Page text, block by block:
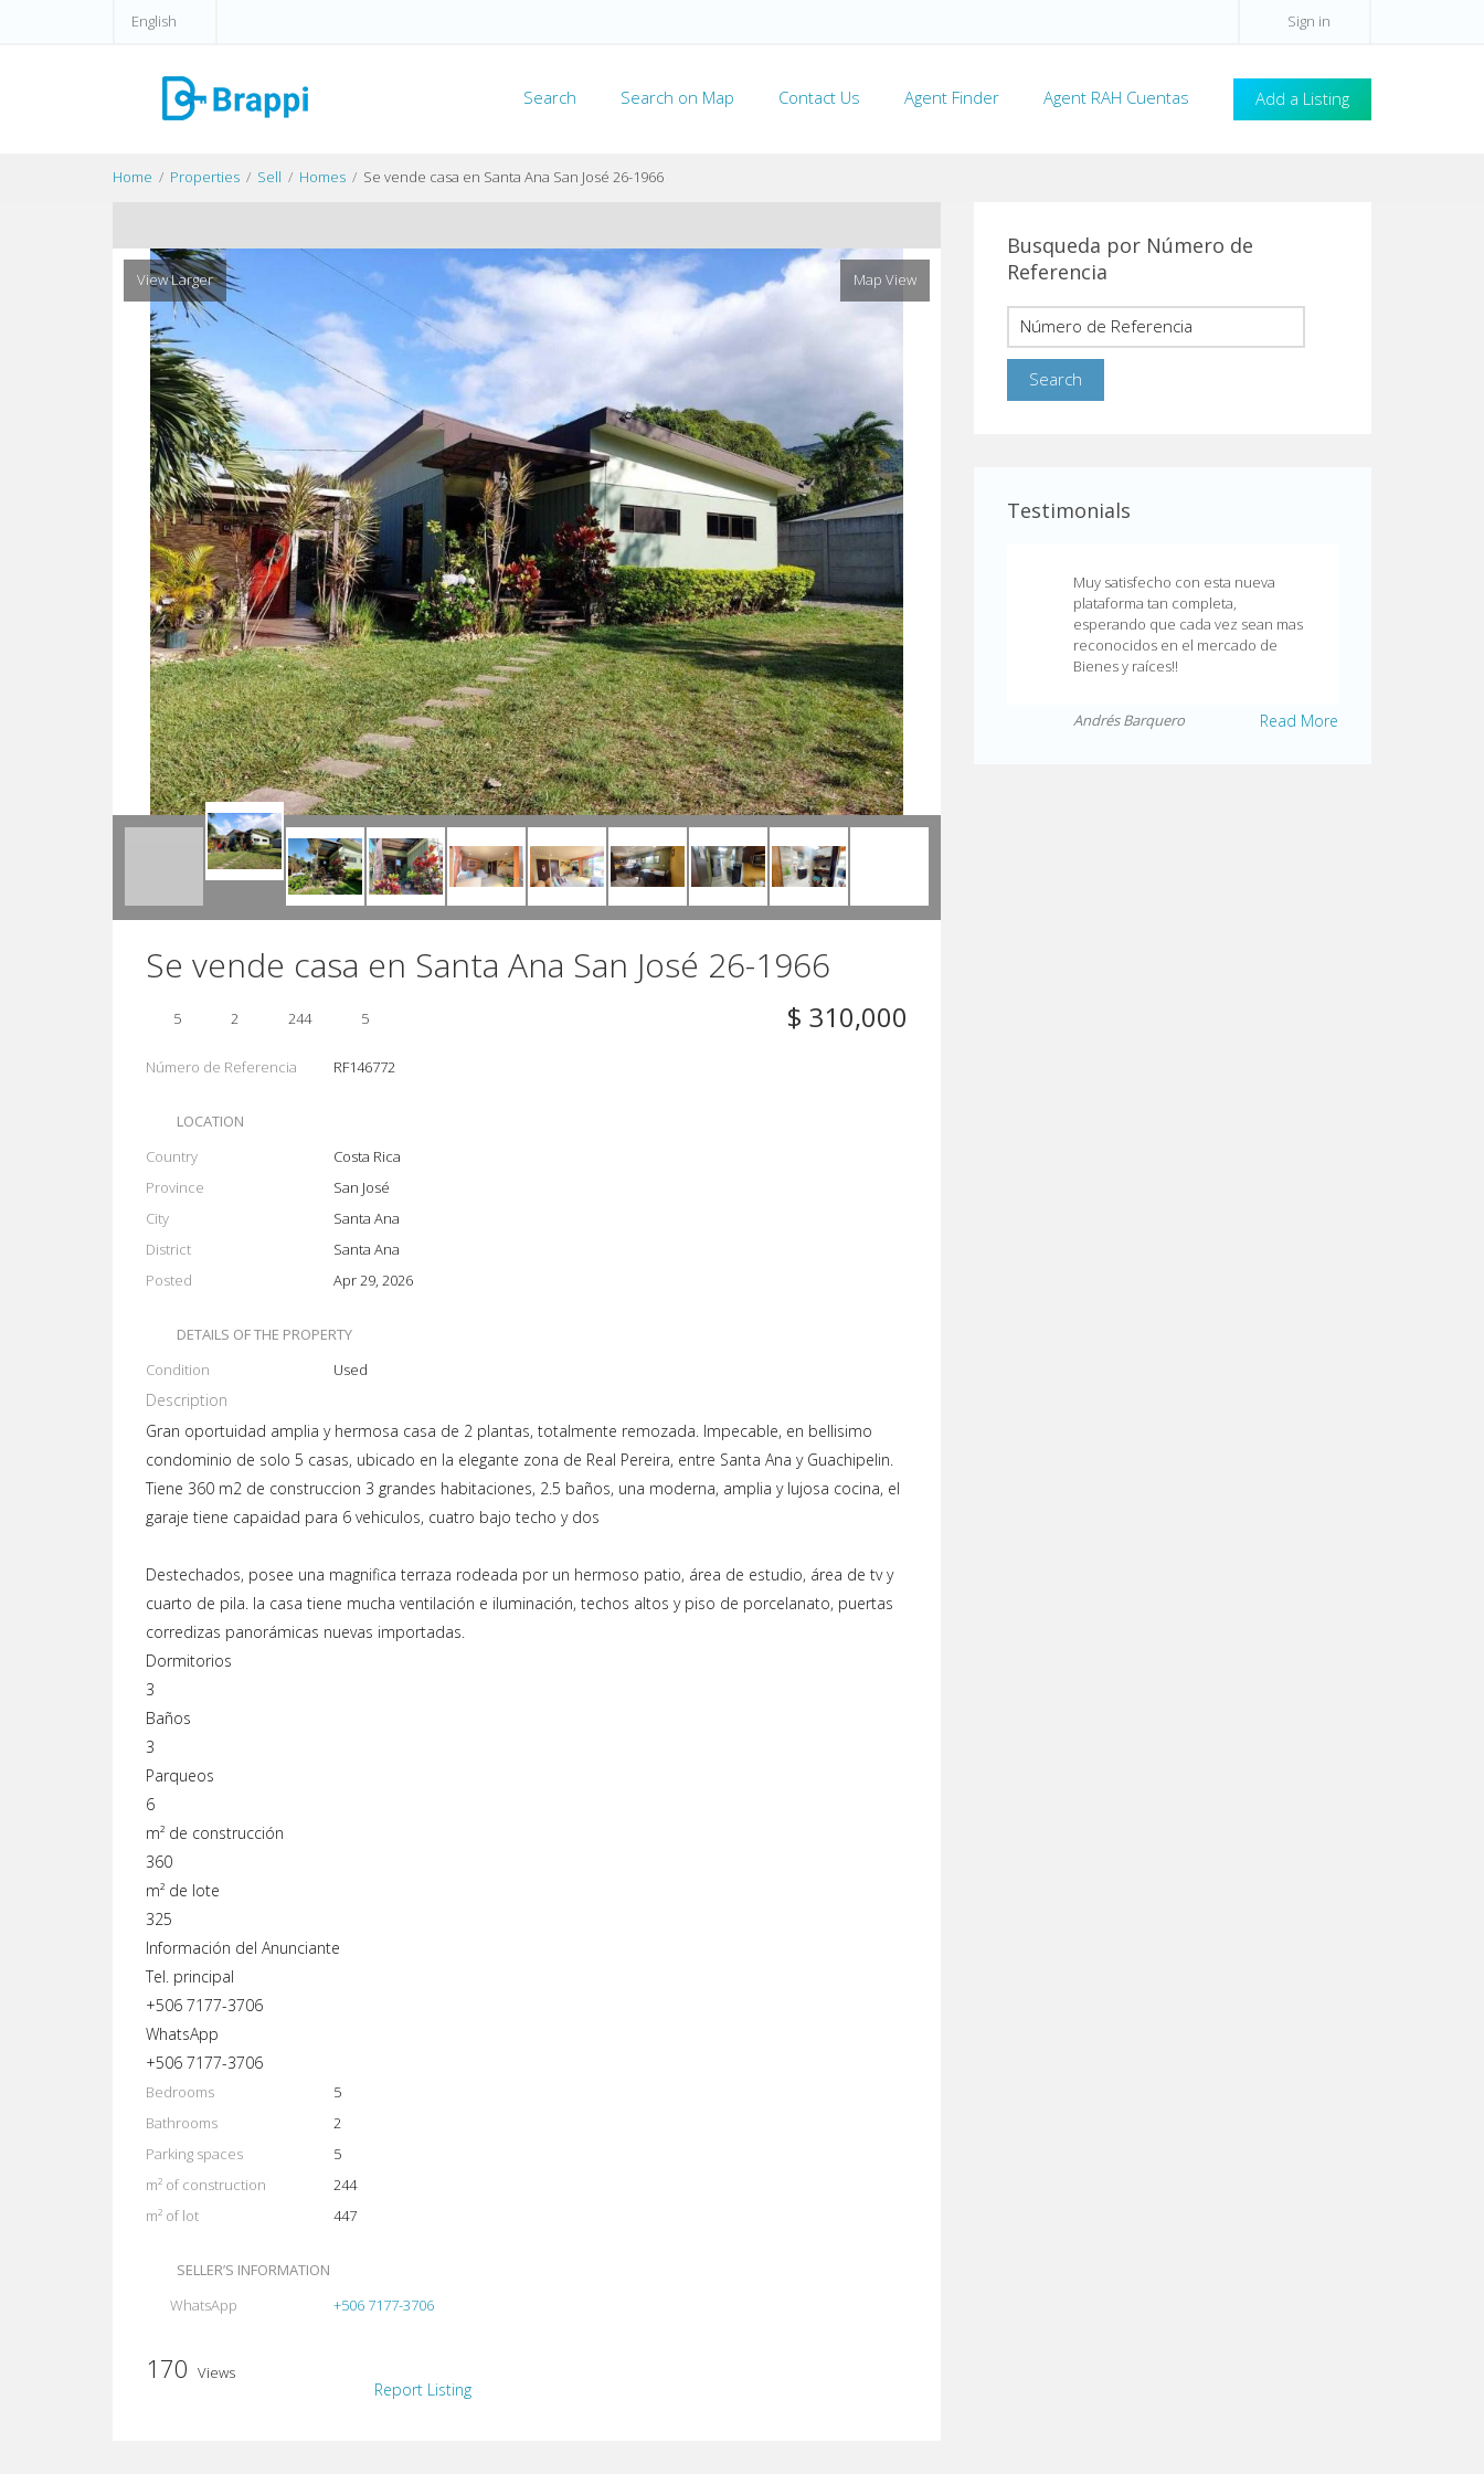
English Sign in
Add a Listing
Search Search on Map Contact Us Agent Finder Agent RAH Cuentas
Home Properties Sell Homes Se vende casa en Santa Ana San José 26-1966
Busqueda por Número de
Referencia
Testimonials
Muy satisfecho con esta nueva
plataforma tan completa,
esperando que cada vez sean mas
reconocidos en el mercado de
Bienes y raíces!!
Read More
Andrés Barquero
View Larger Map View
Se vende casa en Santa Ana San José 26-1966
$ 310,000
5 2 244 5
Número de Referencia RF146772
LOCATION
Country
Costa Rica
Province
San José
City
Santa Ana
District
Santa Ana
Posted
Apr 29, 2026
DETAILS OF THE PROPERTY
Condition
Used
Description
Gran oportuidad amplia y hermosa casa de 2 plantas, totalmente remozada. Impecable, en bellisimo
condominio de solo 5 casas, ubicado en la elegante zona de Real Pereira, entre Santa Ana y Guachipelin.
Tiene 360 m2 de construccion 3 grandes habitaciones, 2.5 baños, una moderna, amplia y lujosa cocina, el
garaje tiene capaidad para 6 vehiculos, cuatro bajo techo y dos
Destechados, posee una magnifica terraza rodeada por un hermoso patio, área de estudio, área de tv y
cuarto de pila. la casa tiene mucha ventilación e iluminación, techos altos y piso de porcelanato, puertas
corredizas panorámicas nuevas importadas.
Dormitorios
3
Baños
3
Parqueos
6
m² de construcción
360
m² de lote
325
Información del Anunciante
Tel. principal
+506 7177-3706
WhatsApp
+506 7177-3706
Bedrooms
5
Bathrooms
2
Parking spaces
5
m² of construction
244
m² of lot
447
SELLER’S INFORMATION
WhatsApp
+506 7177-3706
Report Listing
170 Views